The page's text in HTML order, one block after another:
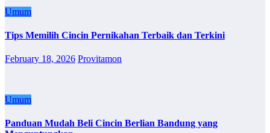
Umum
Tips Memilih Cincin Pernikahan Terbaik dan Terkini
February 18, 2026 Provitamon
Umum
Panduan Mudah Beli Cincin Berlian Bandung yang